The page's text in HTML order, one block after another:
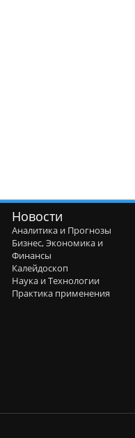
Новости
Аналитика и Прогнозы
Бизнес, Экономика и
Финансы
Калейдоскоп
Наука и Технологии
Практика применения